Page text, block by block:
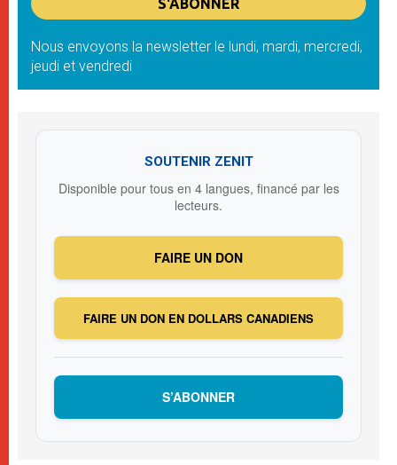
Nous envoyons la newsletter le lundi, mardi, mercredi,
jeudi et vendredi
SOUTENIR ZENIT
Disponible pour tous en 4 langues, financé par les
lecteurs.
FAIRE UN DON
FAIRE UN DON EN DOLLARS CANADIENS
S’ABONNER